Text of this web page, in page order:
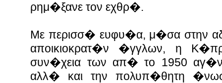
ρημ�ξανε τον εχθρ�.
Με περισσ� ευφυ�α, μ�σα στην
αποικιοκρατ�ν �γγλων, η
συν�χεια των απ� το 1950
αλλ� και την πολυπ�θητη